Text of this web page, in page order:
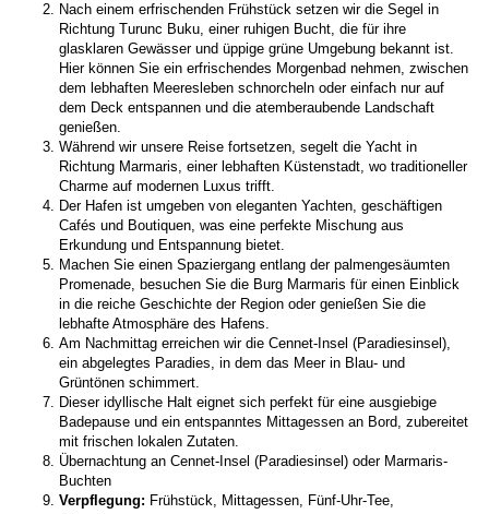
Nach einem erfrischenden Frühstück setzen wir die Segel in
Richtung Turunc Buku, einer ruhigen Bucht, die für ihre
glasklaren Gewässer und üppige grüne Umgebung bekannt ist.
Hier können Sie ein erfrischendes Morgenbad nehmen, zwischen
dem lebhaften Meeresleben schnorcheln oder einfach nur auf
dem Deck entspannen und die atemberaubende Landschaft
genießen.
Während wir unsere Reise fortsetzen, segelt die Yacht in
Richtung Marmaris, einer lebhaften Küstenstadt, wo traditioneller
Charme auf modernen Luxus trifft.
Der Hafen ist umgeben von eleganten Yachten, geschäftigen
Cafés und Boutiquen, was eine perfekte Mischung aus
Erkundung und Entspannung bietet.
Machen Sie einen Spaziergang entlang der palmengesäumten
Promenade, besuchen Sie die Burg Marmaris für einen Einblick
in die reiche Geschichte der Region oder genießen Sie die
lebhafte Atmosphäre des Hafens.
Am Nachmittag erreichen wir die Cennet-Insel (Paradiesinsel),
ein abgelegtes Paradies, in dem das Meer in Blau- und
Grüntönen schimmert.
Dieser idyllische Halt eignet sich perfekt für eine ausgiebige
Badepause und ein entspanntes Mittagessen an Bord, zubereitet
mit frischen lokalen Zutaten.
Übernachtung an Cennet-Insel (Paradiesinsel) oder Marmaris-
Buchten
Verpflegung: Frühstück, Mittagessen, Fünf-Uhr-Tee,